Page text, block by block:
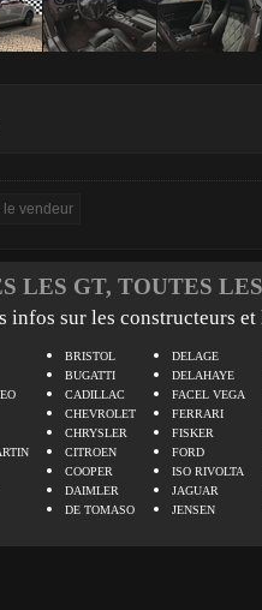
LES GT, TOUTES
infos sur les constructeurs et
BRISTOL
BUGATTI
CADILLAC
CHEVROLET
CHRYSLER
CITROEN
COOPER
DAIMLER
DE TOMASO
DELAGE
DELAHAYE
FACEL VEGA
FERRARI
FISKER
FORD
ISO RIVOLTA
JAGUAR
JENSEN